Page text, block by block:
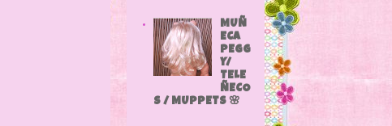
MUÑ
ECA
PEGG
Y/
TELE
ÑECO
S / MUPPETS 🌸